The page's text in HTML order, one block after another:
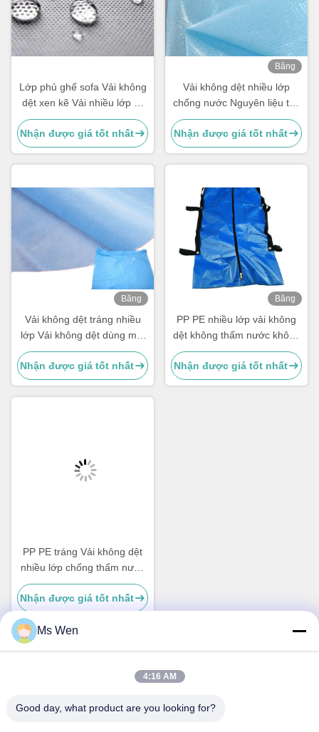
Lớp phủ ghế sofa Vải không
dệt xen kẽ Vải nhiều lớp kỵ
nước / Lớp phủ Vải không
dệt
Nhận được giá tốt nhất
Băng
Vải không dệt nhiều lớp
chống nước Nguyên liệu thô
Độ bền mạnh để sử dụng
trong y tế
Nhận được giá tốt nhất
Băng
hình
Vải không dệt tráng nhiều
lớp Vải không dệt dùng một
lần cho sử dụng y tế
Nhận được giá tốt nhất
Băng
PP PE nhiều lớp vải không
dệt không thấm nước không
độc hại cho túi cơ thể
Nhận được giá tốt nhất
PP PE tráng Vải không dệt
nhiều lớp chống thấm nước
40gsm Không độc hại cho
áo choàng cách ly
Nhận được giá tốt nhất
Địa chỉ
Ms Wen
4:16 AM
Good day, what product are you looking for?